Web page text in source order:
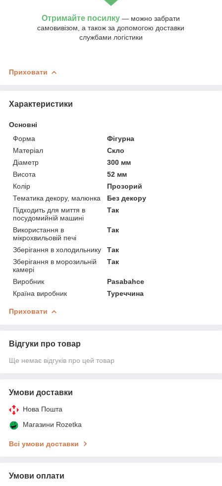
Отримайте посилку — можно забрати
самовивізом, а також за допомогою доставки
службами логістики
Приховати
Характеристики
Основні
Форма
Фігурна
Матеріал
Скло
Діаметр
300 мм
Висота
52 мм
Колір
Прозорий
Тематика декору, малюнка
Без декору
Підходить для миття в
посудомийній машині
Так
Використання в
мікрохвильовій печі
Так
Зберігання в холодильнику
Так
Зберігання в морозильній
камері
Так
Виробник
Pasabahce
Країна виробник
Туреччина
Приховати
Відгуки про товар
Ще немає відгуків про цей товар
Умови доставки
Нова Пошта
Магазини Rozetka
Всі умови доставки
Умови оплати